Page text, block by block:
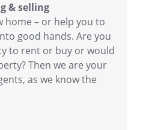
& selling
home – or help you to
good hands. Are you
to rent or buy or would
Then we are your
as we know the